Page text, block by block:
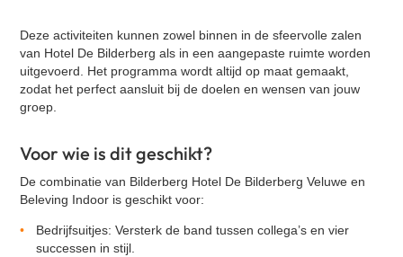
Deze activiteiten kunnen zowel binnen in de sfeervolle zalen
van Hotel De Bilderberg als in een aangepaste ruimte worden
uitgevoerd. Het programma wordt altijd op maat gemaakt,
zodat het perfect aansluit bij de doelen en wensen van jouw
groep.
Voor wie is dit geschikt?
De combinatie van Bilderberg Hotel De Bilderberg Veluwe en
Beleving Indoor is geschikt voor:
Bedrijfsuitjes: Versterk de band tussen collega’s en vier
successen in stijl.